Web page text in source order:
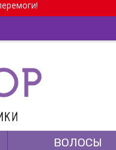
ВОЛОСЫ